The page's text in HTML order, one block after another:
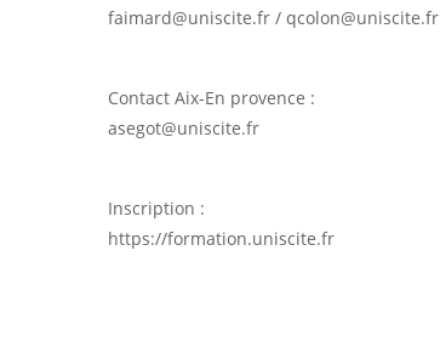
faimard@uniscite.fr / qcolon@uniscite.fr
Contact Aix-En provence :
asegot@uniscite.fr
Inscription :
https://formation.uniscite.fr